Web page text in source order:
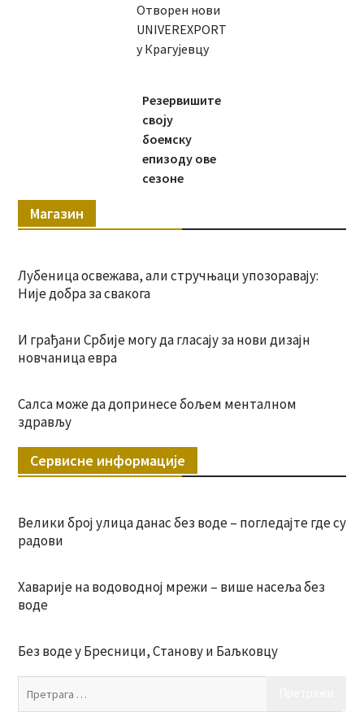
Отворен нови
UNIVEREXPORT
у Крагујевцу
Резервишите
своју
боемску
епизоду ове
сезоне
Магазин
Лубеница освежава, али стручњаци упозоравају:
Није добра за свакога
И грађани Србије могу да гласају за нови дизајн
новчаница евра
Салса може да допринесе бољем менталном
здрављу
Сервисне информације
Велики број улица данас без воде – погледајте где су
радови
Хаварије на водоводној мрежи – више насеља без
воде
Без воде у Бресници, Станову и Баљковцу